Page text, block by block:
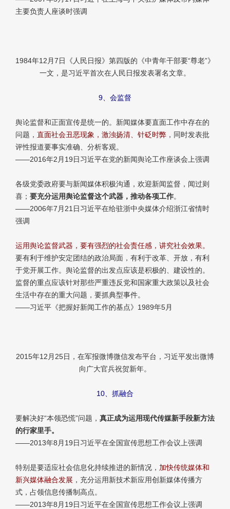
主要负责人座谈时强调
1984年12月7日《人民日报》第四版的《中青年干部要“尊老”》
一文，是习近平首次在人民日报发表署名文章。
9、会监督
舆论监督和正面宣传是统一的。新闻媒体要直面工作中存在的
问题， 直面社会丑恶现象，激浊扬清、针砭时弊 ，同时发表批
评性报道要事实准确、分析客观。
——2016年2月19日习近平在党的新闻舆论工作座谈会上强调
各级党委政府要与新闻媒体积极沟通，欢迎新闻监督，闻过则
喜； 要充分运用舆论监督这个武器，推动各项工作。
——2006年7月21日习近平在给驻浙中央媒体介绍浙江省情时
强调
运用舆论监督武器，要有强烈的社会责任感，讲究社会效果。
要有利于维护安定团结的政治局面，有利于改革、开放，有利
于党开展工作。舆论监督的出发点应该是积极的、建设性的。
监督的重点应该针对那些严重违反党和国家重大政策以及社会
生活中存在的重大问题，要抓典型事件。
——习近平《把握好新闻工作的基点》1989年5月
2015年12月25日，在军报微博微信发布平台，习近平发出微博
向广大官兵祝贺新年。
10、抓融合
要解决好“本领恐慌”问题， 真正成为运用现代传媒新手段新方法
的行家里手。
——2013年8月19日习近平在全国宣传思想工作会议上强调
特别是要适应社会信息化持续推进的新情况， 加快传统媒体和
新兴媒体融合发展 ，充分运用新技术新应用创新媒体传播方
式，占领信息传播制高点。
——2013年8月19日习近平在全国宣传思想工作会议上强调